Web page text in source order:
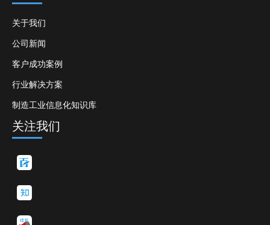
关于我们
公司新闻
客户成功案例
行业解决方案
制造工业信息化知识库
关注我们